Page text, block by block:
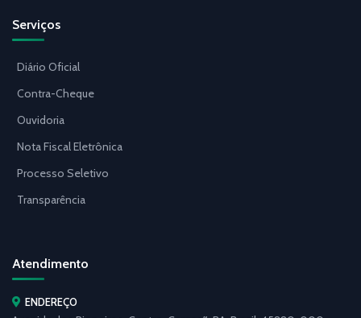
Serviços
Diário Oficial
Contra-Cheque
Ouvidoria
Nota Fiscal Eletrônica
Processo Seletivo
Transparência
Atendimento
ENDEREÇO